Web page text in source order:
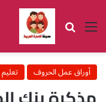
القائمة بحث عن
أوراق عمل الحروف